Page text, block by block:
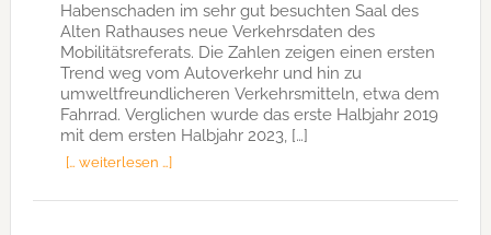
Habenschaden im sehr gut besuchten Saal des
Alten Rathauses neue Verkehrsdaten des
Mobilitätsreferats. Die Zahlen zeigen einen ersten
Trend weg vom Autoverkehr und hin zu
umweltfreundlicheren Verkehrsmitteln, etwa dem
Fahrrad. Verglichen wurde das erste Halbjahr 2019
mit dem ersten Halbjahr 2023, […]
[… weiterlesen …]